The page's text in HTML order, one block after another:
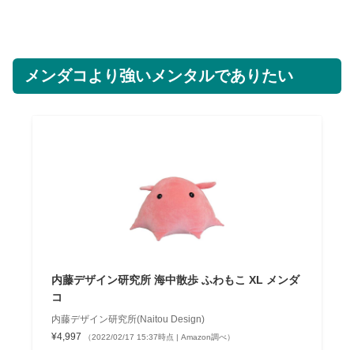
メンダコより強いメンタルでありたい
内藤デザイン研究所 海中散歩 ふわもこ XL メンダ
コ
内藤デザイン研究所(Naitou Design)
¥4,997
（2022/02/17 15:37時点 | Amazon調べ）